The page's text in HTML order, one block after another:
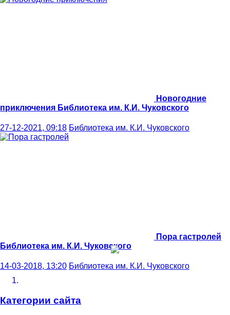
Новогодние
приключения Библиотека им. К.И. Чуковского
27-12-2021, 09:18 Библиотека им. К.И. Чуковского
Пора гастролей
Библиотека им. К.И. Чуковского
14-03-2018, 13:20 Библиотека им. К.И. Чуковского
Категории сайта